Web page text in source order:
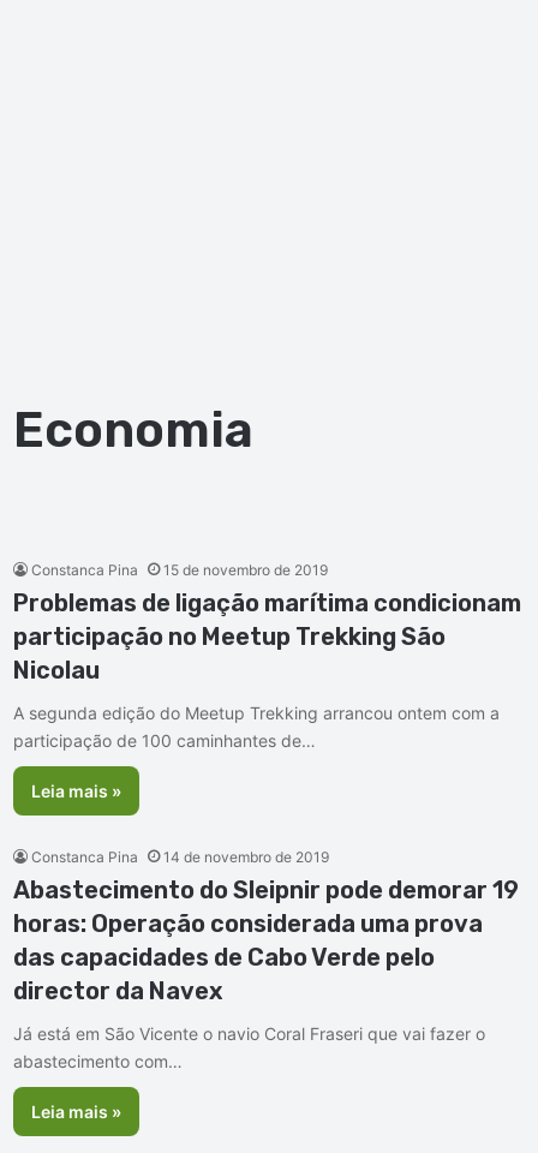
Economia
Constanca Pina 15 de novembro de 2019
Problemas de ligação marítima condicionam
participação no Meetup Trekking São
Nicolau
A segunda edição do Meetup Trekking arrancou ontem com a
participação de 100 caminhantes de…
Leia mais »
Constanca Pina 14 de novembro de 2019
Abastecimento do Sleipnir pode demorar 19
horas: Operação considerada uma prova
das capacidades de Cabo Verde pelo
director da Navex
Já está em São Vicente o navio Coral Fraseri que vai fazer o
abastecimento com…
Leia mais »